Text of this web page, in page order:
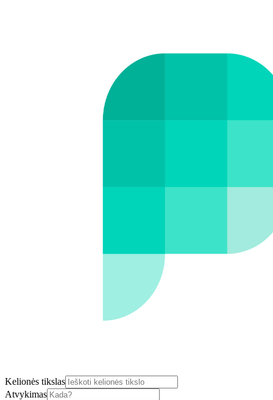
Kelionės tikslas
Atvykimas